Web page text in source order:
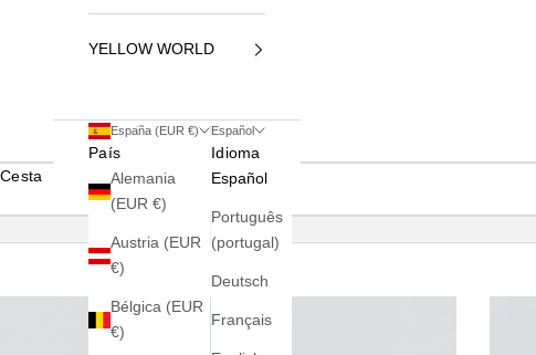
YELLOW WORLD
España (EUR €)
País
Alemania
(EUR €)
Austria (EUR
€)
Bélgica (EUR
€)
Español
Idioma
Español
Português
(portugal)
Deutsch
Français
Cesta